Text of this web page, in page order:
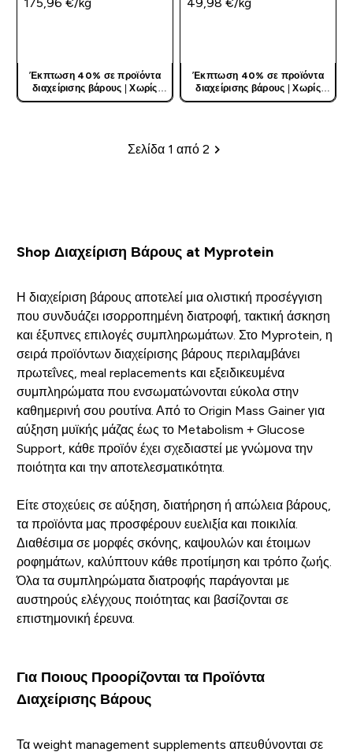
Έκπτωση 40% σε προϊόντα
διαχείρισης βάρους |Χωρίς
Κωδικό
Έκπτωση 40% σε προϊόντα
διαχείρισης βάρους |Χωρίς
Κωδικό
Σελιδοποίηση
Σελίδα 1 από 2
Shop Διαχείριση Βάρους at Myprotein
Η διαχείριση βάρους αποτελεί μια ολιστική προσέγγιση
που συνδυάζει ισορροπημένη διατροφή, τακτική άσκηση
και έξυπνες επιλογές συμπληρωμάτων. Στο Myprotein, η
σειρά προϊόντων διαχείρισης βάρους περιλαμβάνει
πρωτεΐνες, meal replacements και εξειδικευμένα
συμπληρώματα που ενσωματώνονται εύκολα στην
καθημερινή σου ρουτίνα. Από το Origin Mass Gainer για
αύξηση μυϊκής μάζας έως το Metabolism + Glucose
Support, κάθε προϊόν έχει σχεδιαστεί με γνώμονα την
ποιότητα και την αποτελεσματικότητα.
Είτε στοχεύεις σε αύξηση, διατήρηση ή απώλεια βάρους,
τα προϊόντα μας προσφέρουν ευελιξία και ποικιλία.
Διαθέσιμα σε μορφές σκόνης, καψουλών και έτοιμων
ροφημάτων, καλύπτουν κάθε προτίμηση και τρόπο ζωής.
Όλα τα συμπληρώματα διατροφής παράγονται με
αυστηρούς ελέγχους ποιότητας και βασίζονται σε
επιστημονική έρευνα.
Για Ποιους Προορίζονται τα Προϊόντα
Διαχείρισης Βάρους
Τα weight management supplements απευθύνονται σε